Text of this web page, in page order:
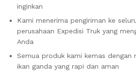
inginkan
Kami menerima pengiriman ke
perusahaan Expedisi Truk yang
Anda
Semua produk kami kemas dengan
ikan ganda yang rapi dan aman